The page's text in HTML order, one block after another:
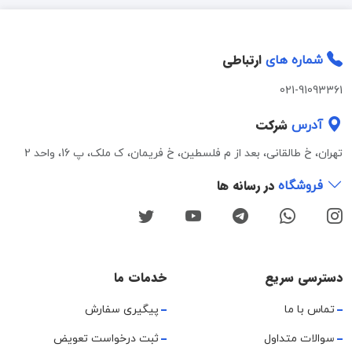
شماره های ارتباطی
021-91093361
آدرس شرکت
تهران، خ طالقانی، بعد از م فلسطین، خ فریمان، ک ملک، پ 16، واحد 2
فروشگاه در رسانه ها
دسترسی سریع
تماس با ما
سوالات متداول
خدمات ما
پیگیری سفارش
ثبت درخواست تعویض